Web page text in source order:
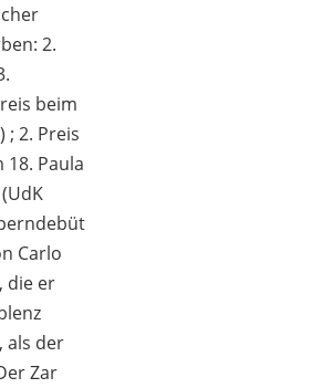
2.
beim
; 2. Preis
Paula
Carlo
die er
als der
Zar